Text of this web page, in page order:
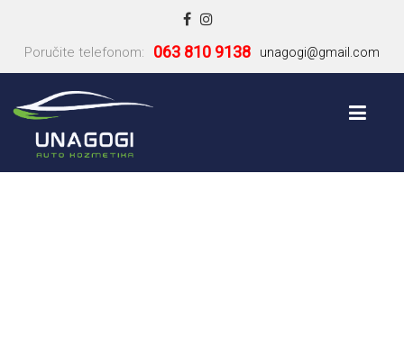
Poručite telefonom: 063 810 9138 unagogi@gmail.com